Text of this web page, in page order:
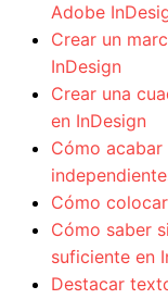
Adobe
Crear un
InDesign
Crear una
en InDesign
Cómo
Cómo
Cómo saber
suficiente en
Destacar